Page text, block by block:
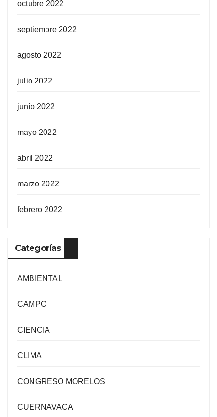
octubre 2022
septiembre 2022
agosto 2022
julio 2022
junio 2022
mayo 2022
abril 2022
marzo 2022
febrero 2022
Categorías
AMBIENTAL
CAMPO
CIENCIA
CLIMA
CONGRESO MORELOS
CUERNAVACA